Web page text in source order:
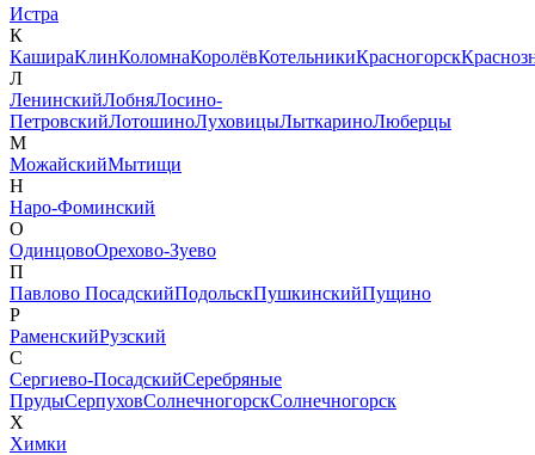
Истра
К
КашираКлинКоломнаКоролёвКотельникиКрасногорск
Л
ЛенинскийЛобняЛосино-
ПетровскийЛотошиноЛуховицыЛыткариноЛюберцы
М
МожайскийМытищи
Н
Наро-Фоминский
О
ОдинцовоОрехово-Зуево
П
Павлово ПосадскийПодольскПушкинскийПущино
Р
РаменскийРузский
С
Сергиево-ПосадскийСеребряные
ПрудыСерпуховСолнечногорскСолнечногорск
Х
Химки